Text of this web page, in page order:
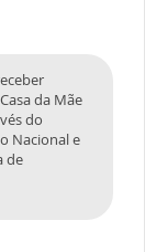
da Mãe
do
Nacional e
de